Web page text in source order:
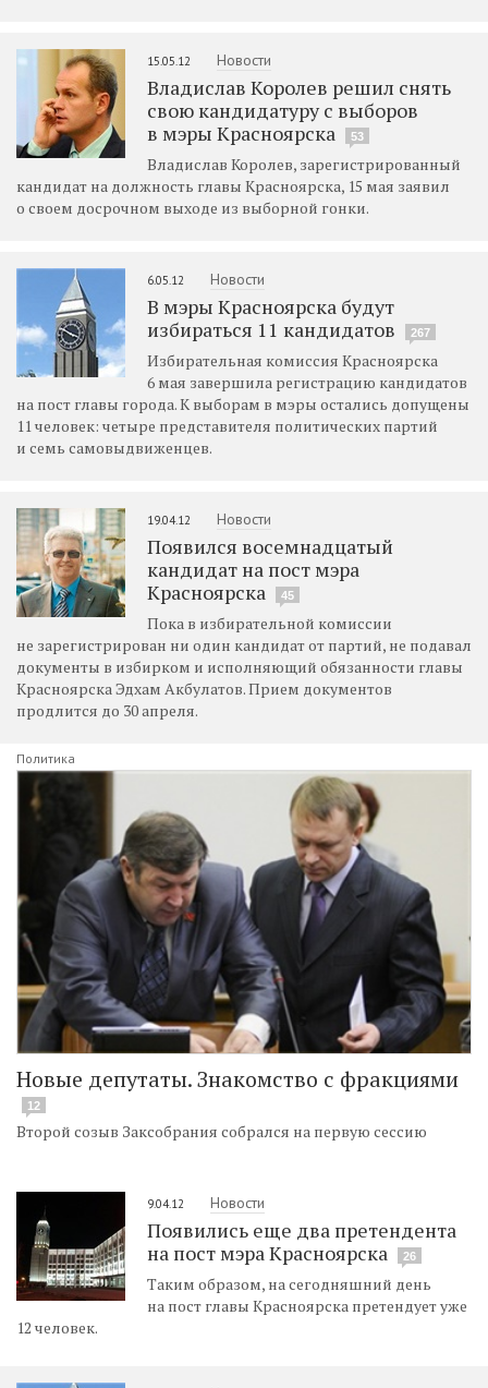
15.05.12 Новости
Владислав Королев решил снять
свою кандидатуру с выборов
в мэры Красноярска
53
Владислав Королев, зарегистрированный
кандидат на должность главы Красноярска, 15 мая заявил
о своем досрочном выходе из выборной гонки.
6.05.12 Новости
В мэры Красноярска будут
избираться 11 кандидатов
267
Избирательная комиссия Красноярска
6 мая завершила регистрацию кандидатов
на пост главы города. К выборам в мэры остались допущены
11 человек: четыре представителя политических партий
и семь самовыдвиженцев.
19.04.12 Новости
Появился восемнадцатый
кандидат на пост мэра
Красноярска
45
Пока в избирательной комиссии
не зарегистрирован ни один кандидат от партий, не подавал
документы в избирком и исполняющий обязанности главы
Красноярска Эдхам Акбулатов. Прием документов
продлится до 30 апреля.
Политика
Новые депутаты. Знакомство с фракциями
12
Второй созыв Заксобрания собрался на первую сессию
9.04.12 Новости
Появились еще два претендента
на пост мэра Красноярска
26
Таким образом, на сегодняшний день
на пост главы Красноярска претендует уже
12 человек.